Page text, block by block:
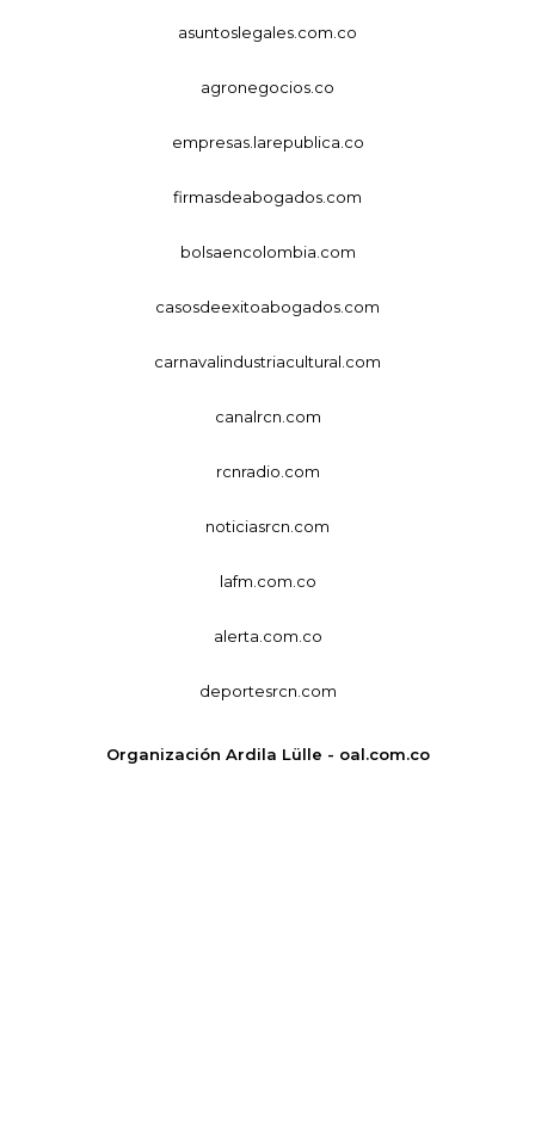
asuntoslegales.com.co
agronegocios.co
empresas.larepublica.co
firmasdeabogados.com
bolsaencolombia.com
casosdeexitoabogados.com
carnavalindustriacultural.com
canalrcn.com
rcnradio.com
noticiasrcn.com
lafm.com.co
alerta.com.co
deportesrcn.com
Organización Ardila Lülle - oal.com.co